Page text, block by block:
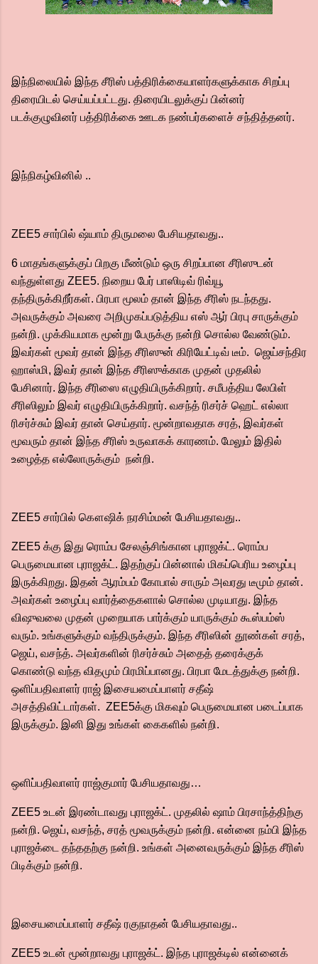
இந்நிலையில் இந்த சீரிஸ் பத்திரிக்கையாளர்களுக்காக சிறப்பு
திரையிடல் செய்யப்பட்டது. திரையிடலுக்குப் பின்னர்
படக்குழுவினர் பத்திரிக்கை ஊடக நண்பர்களைச் சந்தித்தனர்.
இந்நிகழ்வினில் ..
ZEE5 சார்பில் ஷ்யாம் திருமலை பேசியதாவது..
6 மாதங்களுக்குப் பிறகு மீண்டும் ஒரு சிறப்பான சீரிஸுடன்
வந்துள்ளது ZEE5. நிறைய பேர் பாஸிடிவ் ரிவ்யூ
தந்திருக்கிறீர்கள். பிரபா மூலம் தான் இந்த சீரிஸ் நடந்தது.
அவருக்கும் அவரை அறிமுகப்படுத்திய எஸ் ஆர் பிரபு சாருக்கும்
நன்றி. முக்கியமாக மூன்று பேருக்கு நன்றி சொல்ல வேண்டும்.
இவர்கள் மூவர் தான் இந்த சீரிஸுன் கிரியேட்டிவ் டீம். ஜெய்சந்திர
ஹாஸ்மி, இவர் தான் இந்த சீரிஸுக்காக முதன் முதலில்
பேசினார். இந்த சீரிஸை எழுதியிருக்கிறார். சமீபத்திய லேபிள்
சீரிஸிலும் இவர் எழுதியிருக்கிறார். வசந்த் ரிசர்ச் ஹெட் எல்லா
ரிசர்ச்சும் இவர் தான் செய்தார். மூன்றாவதாக சரத், இவர்கள்
மூவரும் தான் இந்த சீரிஸ் உருவாகக் காரணம். மேலும் இதில்
உழைத்த எல்லோருக்கும் நன்றி.
ZEE5 சார்பில் கௌஷிக் நரசிம்மன் பேசியதாவது..
ZEE5 க்கு இது ரொம்ப சேலஞ்சிங்கான புராஜக்ட். ரொம்ப
பெருமையான புராஜக்ட். இதற்குப் பின்னால் மிகப்பெரிய உழைப்பு
இருக்கிறது. இதன் ஆரம்பம் கோபால் சாரும் அவரது டீமும் தான்.
அவர்கள் உழைப்பு வார்த்தைகளால் சொல்ல முடியாது. இந்த
விஷுவலை முதன் முறையாக பார்க்கும் யாருக்கும் கூஸ்பம்ஸ்
வரும். உங்களுக்கும் வந்திருக்கும். இந்த சீரிஸின் தூண்கள் சரத்,
ஜெய், வசந்த். அவர்களின் ரிசர்ச்சும் அதைத் தரைக்குக்
கொண்டு வந்த விதமும் பிரமிப்பானது. பிரபா மேடத்துக்கு நன்றி.
ஒளிப்பதிவாளர் ராஜ் இசையமைப்பாளர் சதீஷ்
அசத்திவிட்டார்கள். ZEE5க்கு மிகவும் பெருமையான படைப்பாக
இருக்கும். இனி இது உங்கள் கைகளில் நன்றி.
ஒளிப்பதிவாளர் ராஜ்குமார் பேசியதாவது…
ZEE5 உடன் இரண்டாவது புராஜக்ட். முதலில் ஷாம் பிரசாந்த்திற்கு
நன்றி. ஜெய், வசந்த், சரத் மூவருக்கும் நன்றி. என்னை நம்பி இந்த
புராஜக்டை தந்ததற்கு நன்றி. உங்கள் அனைவருக்கும் இந்த சீரிஸ்
பிடிக்கும் நன்றி.
இசையமைப்பாளர் சதீஷ் ரகுநாதன் பேசியதாவது..
ZEE5 உடன் மூன்றாவது புராஜக்ட். இந்த புராஜக்டில் என்னைக்